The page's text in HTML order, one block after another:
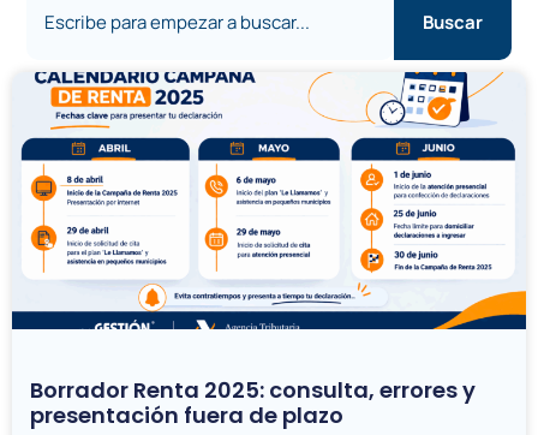
Buscar
Borrador Renta 2025: consulta, errores y
presentación fuera de plazo